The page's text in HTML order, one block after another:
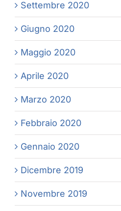
Settembre 2020
Giugno 2020
Maggio 2020
Aprile 2020
Marzo 2020
Febbraio 2020
Gennaio 2020
Dicembre 2019
Novembre 2019